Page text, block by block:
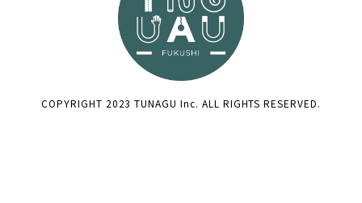
COPYRIGHT 2023 TUNAGU Inc. ALL RIGHTS RESERVED.